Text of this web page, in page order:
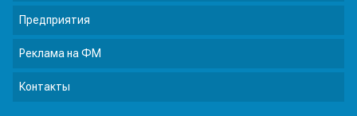
Предприятия
Реклама на ФМ
Контакты